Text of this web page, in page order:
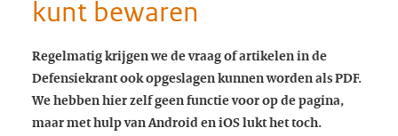
kunt bewaren
Regelmatig krijgen we de vraag of artikelen in de
Defensiekrant ook opgeslagen kunnen worden als PDF.
We hebben hier zelf geen functie voor op de pagina,
maar met hulp van Android en iOS lukt het toch.